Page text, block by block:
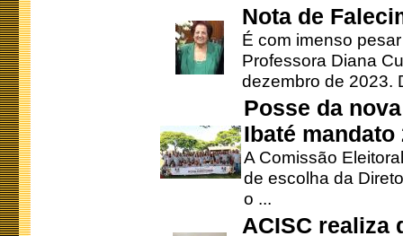
Nota de
É com imenso
Professora Diana
dezembro de 2023.
Posse da
Ibaté mandato
A Comissão
de escolha da
o ...
ACISC realiza